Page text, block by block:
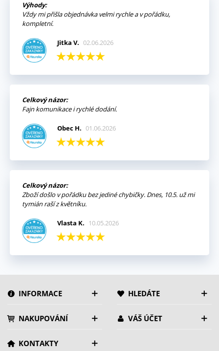
Výhody:
Vždy mi přišla objednávka velmi rychle a v pořádku,
kompletní.
Jitka V. 02.06.2026
Celkový názor:
Fajn komunikace i rychlé dodání.
Obec H. 01.06.2026
Celkový názor:
Zboží došlo v pořádku bez jediné chybičky. Dnes, 10.5. už mi
tymián raší z květníku.
Vlasta K. 10.05.2026
INFORMACE HLEDÁTE
NAKUPOVÁNÍ VÁŠ ÚČET
KONTAKTY